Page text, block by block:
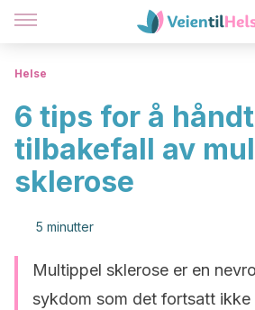
Helse
6 tips for å
tilbakefall av
sklerose
5 minutter
Multippel sklerose er en
sykdom som det fortsatt ikke